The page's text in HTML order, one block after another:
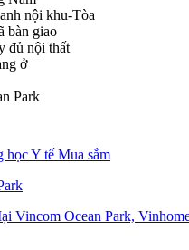
nội khu-Tòa
bàn giao
đủ nội thất
ở
Park
họcY tế Mua sắm
Vincom Ocean Park,